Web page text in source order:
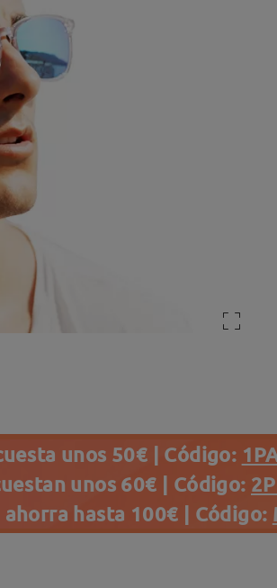
unos 50€ | Código:
unos 60€ | Código:
ahorra hasta 100€ | Código: